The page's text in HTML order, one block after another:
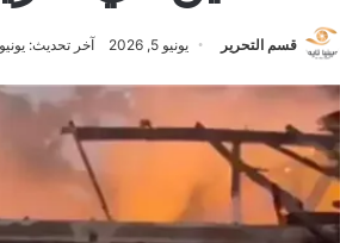
قسم التحرير يونيو 5, 2026 آخر تحديث: يونيو 5,